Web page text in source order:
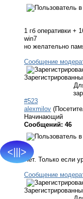
<|||>
1 гб оперативки +
win7
но желательно
Сообщение
#523
alexmilov
Начинающий
Сообщений: 46
Нет. Только если
Сообщение